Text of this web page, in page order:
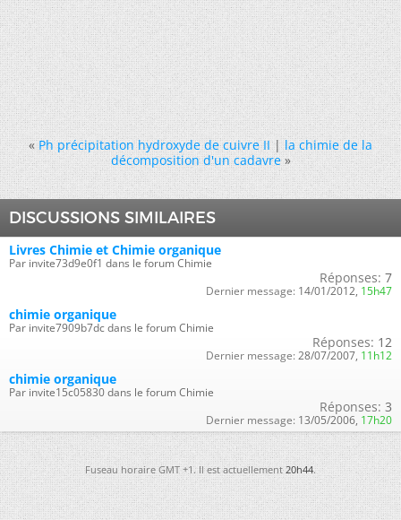
« Ph précipitation hydroxyde de cuivre II|la chimie de la
décomposition d'un cadavre »
DISCUSSIONS SIMILAIRES
Livres Chimie et Chimie organique
Par invite73d9e0f1 dans le forum Chimie
Réponses: 7
Dernier message: 14/01/2012, 15h47
chimie organique
Par invite7909b7dc dans le forum Chimie
Réponses: 12
Dernier message: 28/07/2007, 11h12
chimie organique
Par invite15c05830 dans le forum Chimie
Réponses: 3
Dernier message: 13/05/2006, 17h20
Fuseau horaire GMT +1. Il est actuellement20h44.